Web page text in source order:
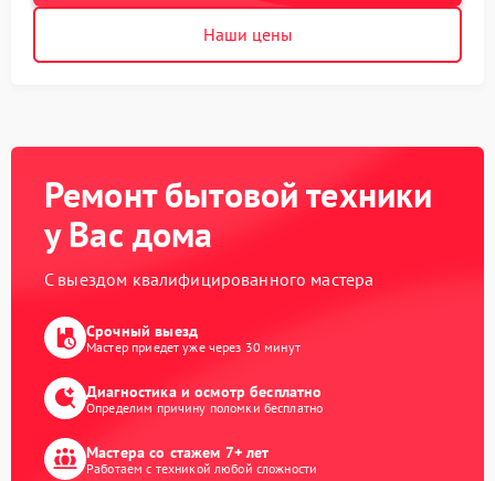
Наши цены
Ремонт бытовой техники
у Вас дома
С выездом квалифицированного мастера
Срочный выезд
Мастер приедет уже через 30 минут
Диагностика и осмотр бесплатно
Определим причину поломки бесплатно
Мастера со стажем 7+ лет
Работаем с техникой любой сложности